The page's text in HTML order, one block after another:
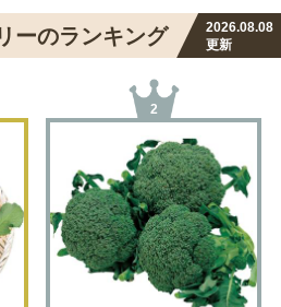
ーのランキング
2026.08.08
更新
2